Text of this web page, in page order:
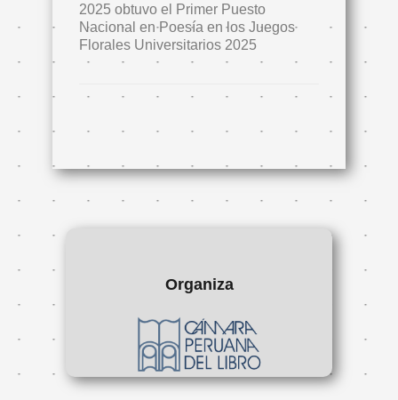
2025 obtuvo el Primer Puesto
Nacional en Poesía en los Juegos
Florales Universitarios 2025
Organiza